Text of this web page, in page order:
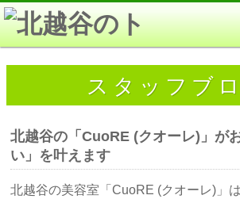
スタッフブ
北越谷の「CuoRE (クオーレ)」が
い」を叶えます
北越谷の美容室「CuoRE (クオーレ)」